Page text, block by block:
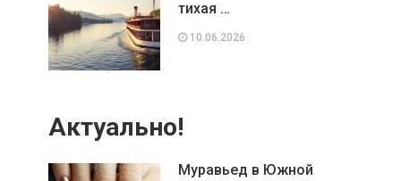
тихая …
10.06.2026
Актуально!
Муравьед в Южной